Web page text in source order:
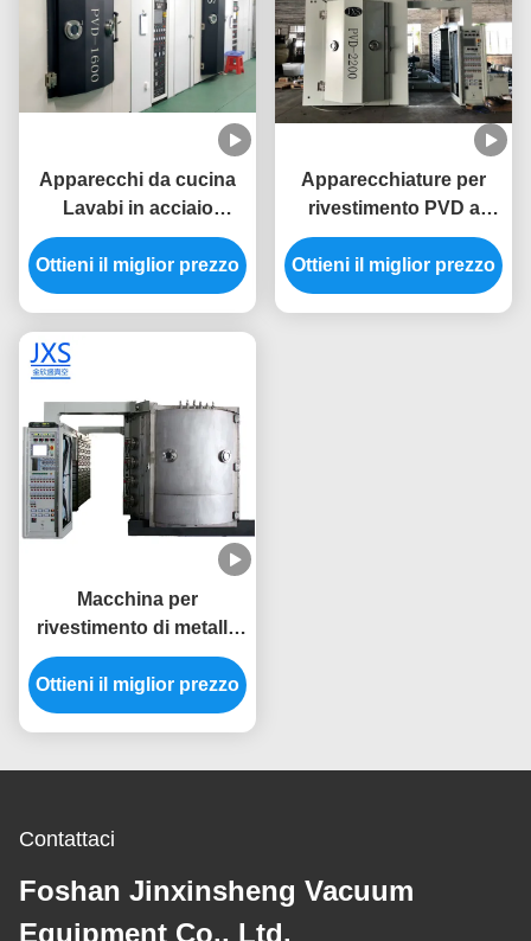
Apparecchi da cucina
Lavabi in acciaio
inossidabile
Rivestimento a vuoto
Macchina di
Ottieni il miglior prezzo
Apparecchiature per
rivestimento PVD a
touch screen per la
vasca da cucina in
acciaio inossidabile
Ottieni il miglior prezzo
Macchina per
rivestimento di metallo
PVD ad alta efficienza
energetica per
lavandino di cucina,
Ottieni il miglior prezzo
Contattaci
Foshan Jinxinsheng Vacuum
Equipment Co., Ltd.